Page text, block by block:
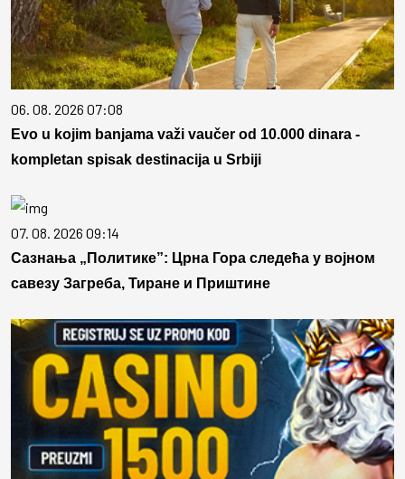
06. 08. 2026 07:08
Evo u kojim banjama važi vaučer od 10.000 dinara -
kompletan spisak destinacija u Srbiji
07. 08. 2026 09:14
Сазнања „Политике”: Црна Гора следећа у војном
савезу Загреба, Тиране и Приштине